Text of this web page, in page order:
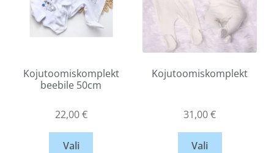
Kojutoomiskomplekt
beebile 50cm
22,00€
Vali
Kojutoomiskomplekt
31,00€
Vali